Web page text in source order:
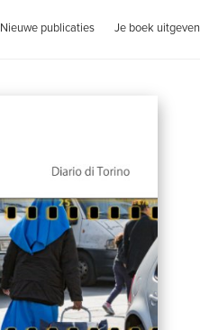
Nieuwe publicaties Je boek uitgeven